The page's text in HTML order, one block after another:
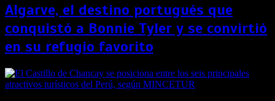
Algarve, el destino portugués que
conquistó a Bonnie Tyler y se convirtió
en su refugio favorito